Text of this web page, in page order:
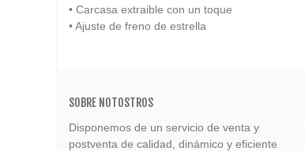
• Carcasa extraible con un toque
• Ajuste de freno de estrella
SOBRE NOTOSTROS
Disponemos de un servicio de venta y
postventa de calidad, dinámico y eficiente